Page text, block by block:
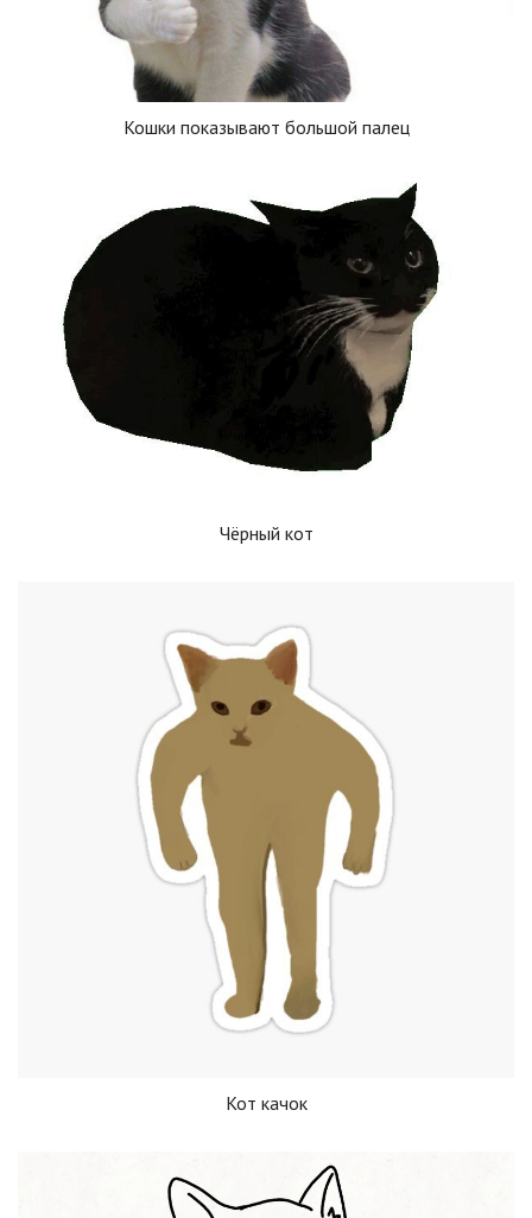
Кошки показывают большой палец
Чёрный кот
Кот качок